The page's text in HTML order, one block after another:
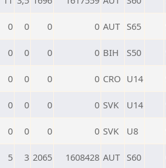
0 0 0 0 AUT S65
0 0 0 0 BIH S50
0 0 0 0 CRO U14
0 0 0 0 SVK U14
0 0 0 0 SVK U8
5 3 2065 1608428 AUT S60